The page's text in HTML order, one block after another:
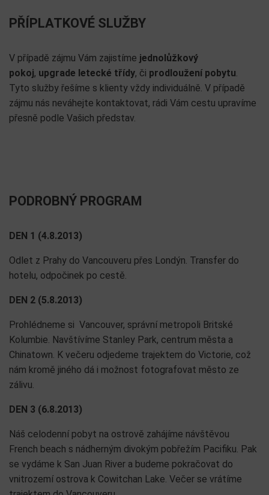
PŘÍPLATKOVÉ SLUŽBY
V případě zájmu Vám zajistíme jednolůžkový
pokoj, upgrade letecké třídy, či prodloužení pobytu
Tyto služby řešíme s klienty vždy individuálně. V případě
zájmu nás neváhejte kontaktovat, rádi Vám cestu upravíme
přesně podle Vašich představ.
PODROBNÝ PROGRAM
DEN 1 (4.8.2013)
Odlet z Prahy do Vancouveru přes Londýn. Transfer do
hotelu, odpočinek po cestě.
DEN 2 (5.8.2013)
Prohlédneme si Vancouver, správní metropoli Britské
Kolumbie. Navštívíme Stanley Park, centrum města a
Chinatown. K večeru odjedeme trajektem do Victorie, což
nám kromě jiného dá i možnost fotografovat město ze
zálivu.
DEN 3 (6.8.2013)
Náš celodenní pobyt na ostrově zahájíme návštěvou
French beach s nádherným divokým pobřežím Pacifiku. Pak
se vydáme k San Juan River a budeme pokračovat do
vnitrozemí ostrova k Cowitchan Lake. Večer se vrátíme